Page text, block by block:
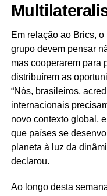
Em relação ao Brics,
grupo devem pensar
mas cooperarem para
distribuírem as
“Nós, brasileiros,
internacionais
novo contexto global,
que países se
planeta à luz da
declarou.
Ao longo desta